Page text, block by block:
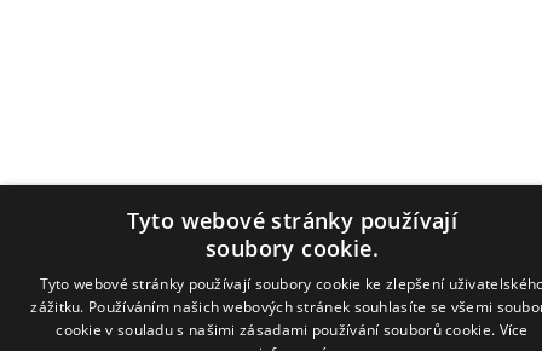
Tyto webové stránky používají
soubory cookie.
Tyto webové stránky používají soubory cookie ke zlepšení
zážitku. Používáním našich webových stránek souhlasíte se všemi
cookie v souladu s našimi zásadami používání souborů cookie. Více